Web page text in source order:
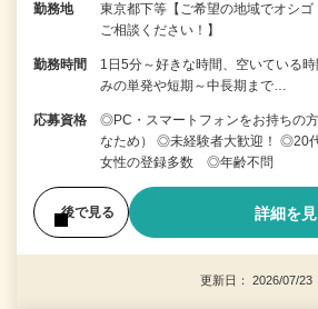
勤務地
東京都下等【ご希望の地域でオシ
ご相談ください！】
勤務時間
1日5分～好きな時間、空いている
みの単発や短期～中長期まで…
応募資格
◎PC・スマートフォンをお持ちの
なため） ◎未経験者大歓迎！ ◎20
女性の登録多数 ◎年齢不問
後で見る 詳細を
更新日： 2026/07/